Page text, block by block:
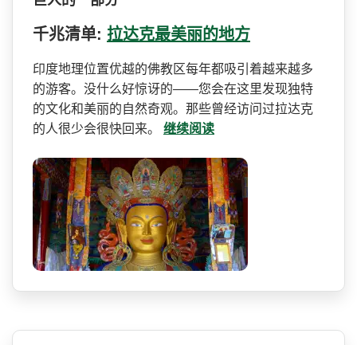
千兆清单: 拉达克最美丽的地方
印度地理位置优越的佛教区每­年都吸引着越来越多
的游客。没什么好惊讶的——您会在这里发现独特
的文化和­美丽的自然奇观。那些曾经访问过拉达克
的人很少会很­快回来。 继续阅读